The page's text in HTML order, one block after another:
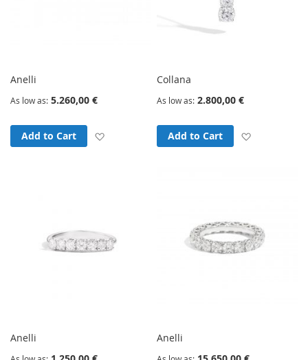
Anelli
As low as 5.260,00 €
Add to Cart Add to Wish List
Collana
As low as 2.800,00 €
Add to Cart
Anelli Anelli